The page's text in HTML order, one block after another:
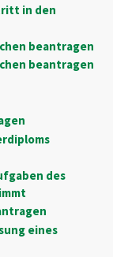
in den
beantragen
beantragen
des
eines